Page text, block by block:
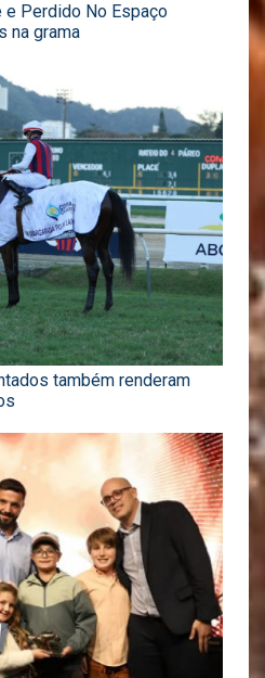
e Perdido No Espaço
na grama
também renderam